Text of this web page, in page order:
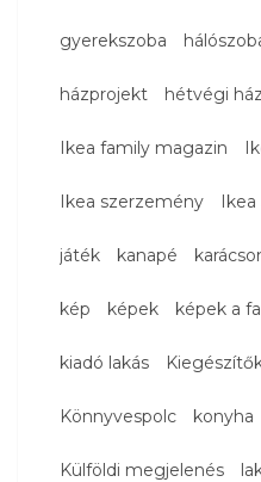
gyerekszoba
házprojekt hétvégi ház
Ikea family magazin
Ikea szerzemény
játék kanapé
kép képek képek a
kiadó lakás
Könnyvespolc konyha
Külföldi megjelenés